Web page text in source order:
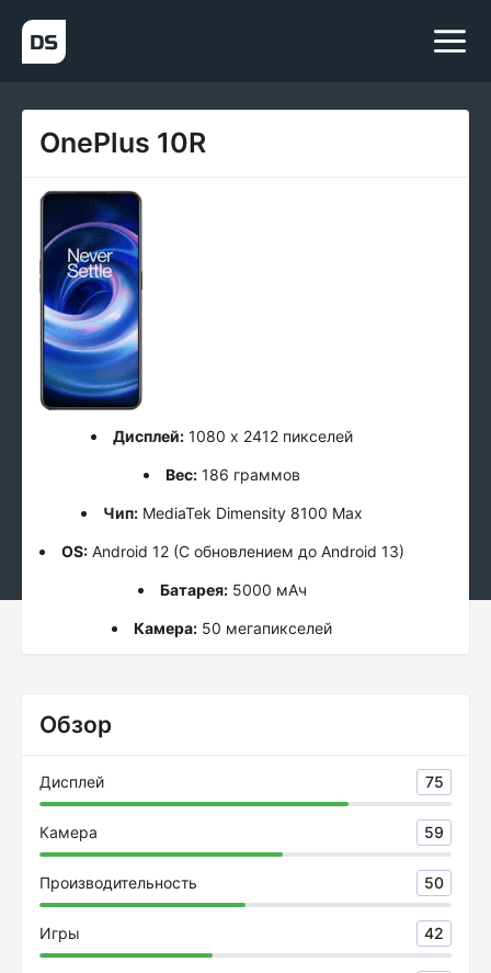
OnePlus 10R
Дисплей: 1080 x 2412 пикселей
Вес: 186 граммов
Чип: MediaTek Dimensity 8100 Max
OS: Android 12 (С обновлением до Android 13)
Батарея:5000 мАч
Камера: 50 мегапикселей
Обзор
Дисплей 75
Камера 59
Производительность 50
Игры 42